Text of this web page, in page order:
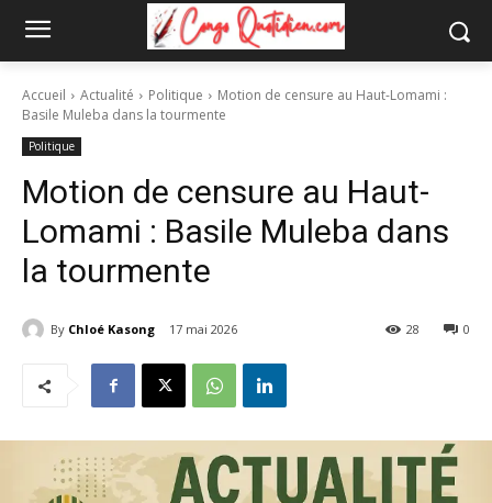
Accueil Actualité Politique
Motion de censure au Haut-Lomami :
Basile Muleba dans la tourmente
Politique
Motion de censure au Haut-
Lomami : Basile Muleba dans
la tourmente
By Chloé Kasong 17 mai 2026 0
28